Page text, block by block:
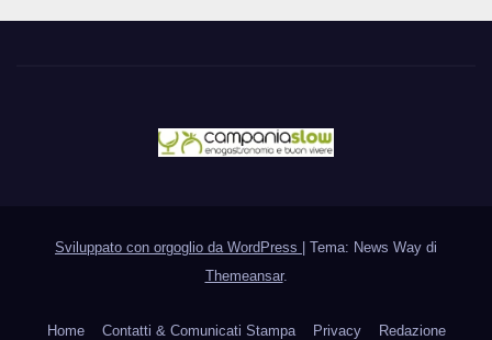
Sviluppato con orgoglio da WordPress | Tema: News Way di
Themeansar.
Home Contatti & Comunicati Stampa Privacy Redazione